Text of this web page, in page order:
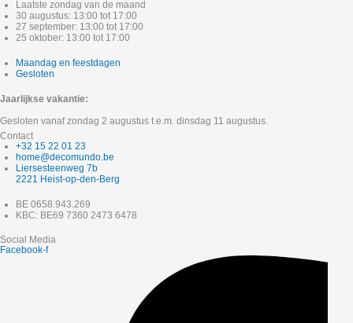
Laatste zondag van de maand
30 augustus: 13:00 tot 17:00
27 september: 13:00 tot 17:00
25 oktober: 13:00 tot 17:00
Maandag en feestdagen
Gesloten
Jaarlijkse vakantie:
Gesloten vanaf zondag 2 augustus t.e.m. dinsdag 11 augustus.
Contact
+32 15 22 01 23
home@decomundo.be
Liersesteenweg 7b
2221 Heist-op-den-Berg
BE 0658.943.269
KBC: BE69 7360 2473 6478
Social Media
Facebook-f